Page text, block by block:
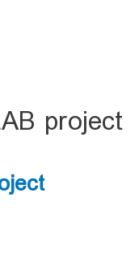
project